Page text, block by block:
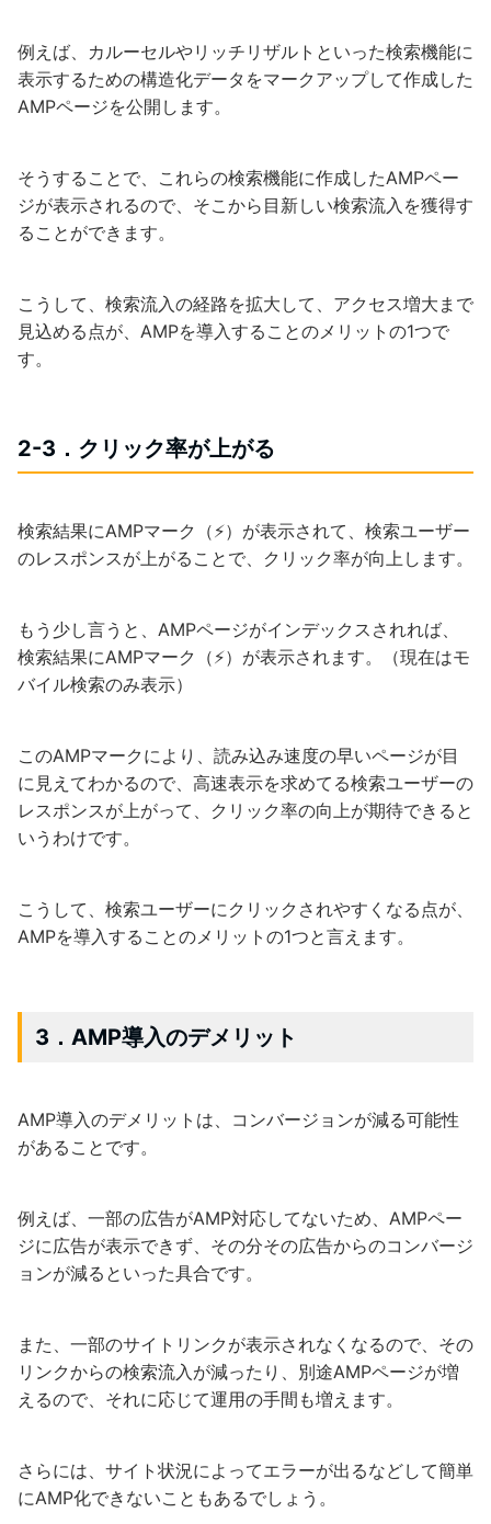
例えば、カルーセルやリッチリザルトといった検索機能に
表示するための構造化データをマークアップして作成した
AMPページを公開します。
そうすることで、これらの検索機能に作成したAMPペー
ジが表示されるので、そこから目新しい検索流入を獲得す
ることができます。
こうして、検索流入の経路を拡大して、アクセス増大まで
見込める点が、AMPを導入することのメリットの1つで
す。
2-3．クリック率が上がる
検索結果にAMPマーク（⚡）が表示されて、検索ユーザー
のレスポンスが上がることで、クリック率が向上します。
もう少し言うと、AMPページがインデックスされれば、
検索結果にAMPマーク（⚡）が表示されます。（現在はモ
バイル検索のみ表示）
このAMPマークにより、読み込み速度の早いページが目
に見えてわかるので、高速表示を求めてる検索ユーザーの
レスポンスが上がって、クリック率の向上が期待できると
いうわけです。
こうして、検索ユーザーにクリックされやすくなる点が、
AMPを導入することのメリットの1つと言えます。
3．AMP導入のデメリット
AMP導入のデメリットは、コンバージョンが減る可能性
があることです。
例えば、一部の広告がAMP対応してないため、AMPペー
ジに広告が表示できず、その分その広告からのコンバージ
ョンが減るといった具合です。
また、一部のサイトリンクが表示されなくなるので、その
リンクからの検索流入が減ったり、別途AMPページが増
えるので、それに応じて運用の手間も増えます。
さらには、サイト状況によってエラーが出るなどして簡単
にAMP化できないこともあるでしょう。